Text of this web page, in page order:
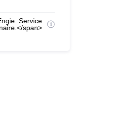
Service
span>